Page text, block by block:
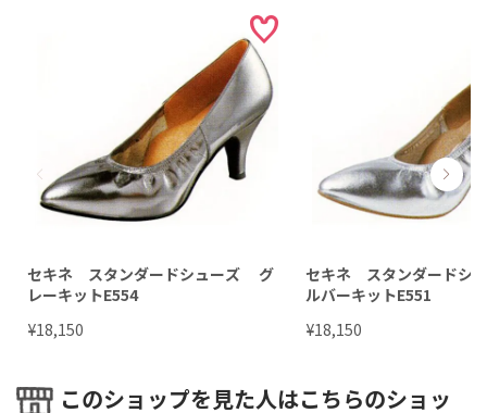
セキネ スタンダードシューズ グ
レーキットE554
¥18,150
セキネ スタンダードシ
ルバーキットE551
¥18,150
このショップを見た人はこちらのショッ